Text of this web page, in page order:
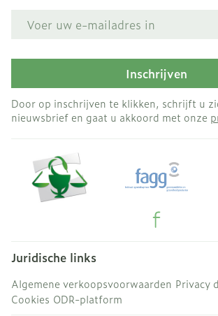
Inschrijven
Door op inschrijven te klikken, schrijft u
nieuwsbrief en gaat u akkoord met onze
Juridische links
Algemene verkoopsvoorwaarden Privacy
Cookies ODR-platform